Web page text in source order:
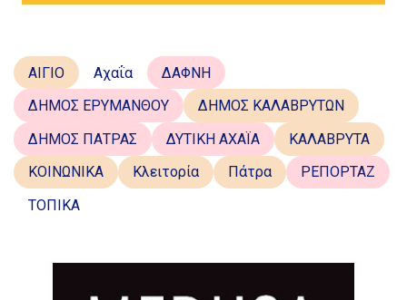
ΑΙΓΙΟ Αχαΐα
ΔΑΦΝΗ
ΔΗΜΟΣ ΕΡΥΜΑΝΘΟΥ
ΔΗΜΟΣ ΚΑΛΑΒΡΥΤΩΝ
ΔΗΜΟΣ ΠΑΤΡΑΣ
ΔΥΤΙΚΗ ΑΧΑΪΑ
ΚΑΛΑΒΡΥΤΑ
ΚΟΙΝΩΝΙΚΑ
Κλειτορία Πάτρα
ΡΕΠΟΡΤΑΖ
ΤΟΠΙΚΑ